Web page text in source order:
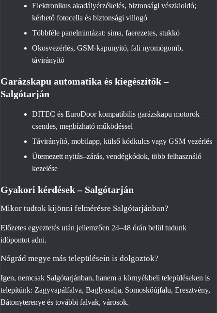
Elektronikus akadályérzékelés, biztonsági vészkioldó;
kérhető fotocella és biztonsági villogó
Többféle panelmintázat: sima, faerezetes, stukkó
Okosvezérlés, GSM-kapunyitó, fali nyomógomb,
távirányító
Garázskapu automatika és kiegészítők –
Salgótarján
DITEC és EuroDoor kompatibilis garázskapu motorok –
csendes, megbízható működéssel
Távirányító, mobilapp, külső kódkulcs vagy GSM vezérlés
Ütemezett nyitás–zárás, vendégkódok, több felhasználó
kezelése
Gyakori kérdések – Salgótarján
Mikor tudtok kijönni felmérésre Salgótarjánban?
Előzetes egyeztetés után jellemzően 24–48 órán belül tudunk
időpontot adni.
Nógrád megye más településein is dolgoztok?
Igen, nemcsak Salgótarjánban, hanem a környékbeli településeken is
telepítünk: Zagyvapálfalva, Baglyasalja, Somoskőújfalu, Eresztvény,
Bátonyterenye és további falvak, városok.